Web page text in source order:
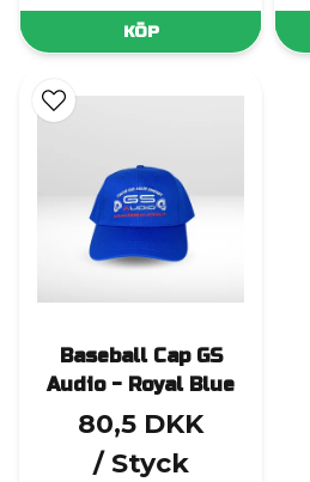
KÖP
Baseball Cap GS
Audio - Royal Blue
80,5 DKK
/ Styck